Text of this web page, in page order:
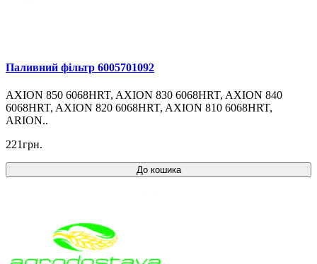
Паливний фільтр 6005701092
AXION 850 6068HRT, AXION 830 6068HRT, AXION 840
6068HRT, AXION 820 6068HRT, AXION 810 6068HRT,
ARION..
221грн.
До кошика